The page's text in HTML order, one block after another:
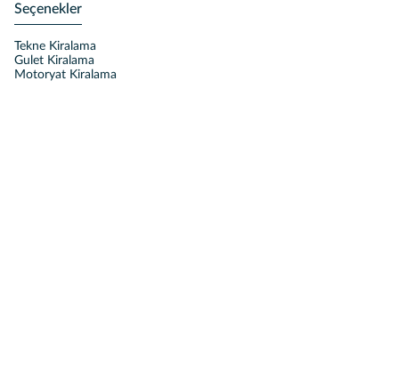
Seçenekler
Tekne Kiralama
Gulet Kiralama
Motoryat Kiralama